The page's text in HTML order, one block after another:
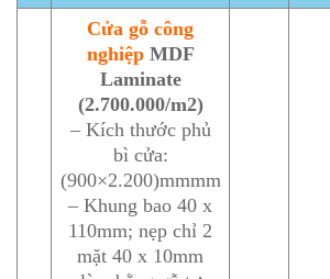
Cửa gỗ công
nghiệpMDF
Laminate
(2.700.000/m2)
– Kích thước phủ
bì cửa:
(900×2.200)mmmm
– Khung bao 40 x
110mm; nẹp chỉ 2
mặt 40 x 10mm